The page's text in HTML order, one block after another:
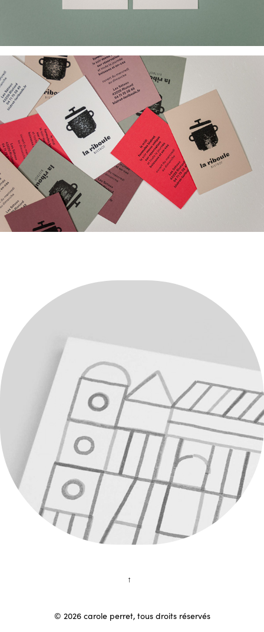
↑
© 2026 carole perret, tous droits réservés